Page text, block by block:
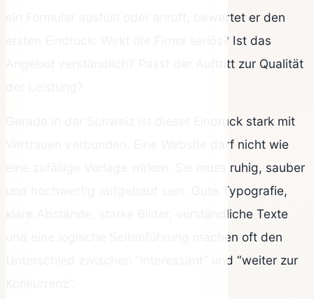
ein Formular ausfüllt oder anruft, bewertet er den
ersten Eindruck: Wirkt die Firma seriös? Ist das
Angebot verständlich? Passt der Auftritt zur Qualität
Gerade in der Schweiz ist dieser Eindruck stark mit
Vertrauen verbunden. Eine Website darf nicht wie
eine zufällige Vorlage wirken. Sie muss ruhig, sauber
und hochwertig aufgebaut sein. Gute Typografie,
klare Abstände, starke Bilder, verständliche Texte
und eine logische Seitenführung machen oft den
Unterschied zwischen “interessant” und “weiter zur